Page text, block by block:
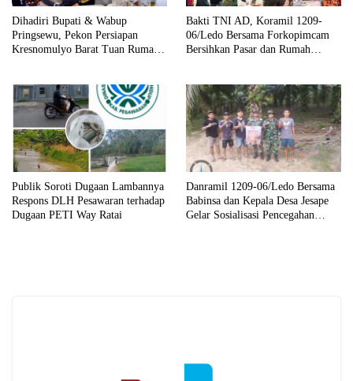
Dihadiri Bupati & Wabup
Pringsewu, Pekon Persiapan
Kresnomulyo Barat Tuan Rumah
Bakti TNI AD, Koramil 1209-
06/Ledo Bersama Forkopimcam
Bersihkan Pasar dan Rumah
Publik Soroti Dugaan Lambannya
Respons DLH Pesawaran terhadap
Dugaan PETI Way Ratai
Danramil 1209-06/Ledo Bersama
Babinsa dan Kepala Desa Jesape
Gelar Sosialisasi Pencegahan